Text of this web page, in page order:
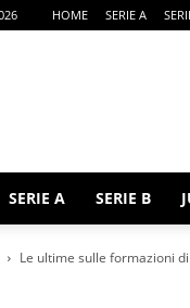
HOME SERIE A
SERIE A SERIE B
Le ultime sulle formazioni